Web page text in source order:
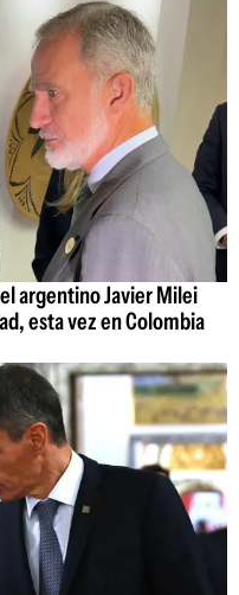
argentino Javier Milei
esta vez en Colombia